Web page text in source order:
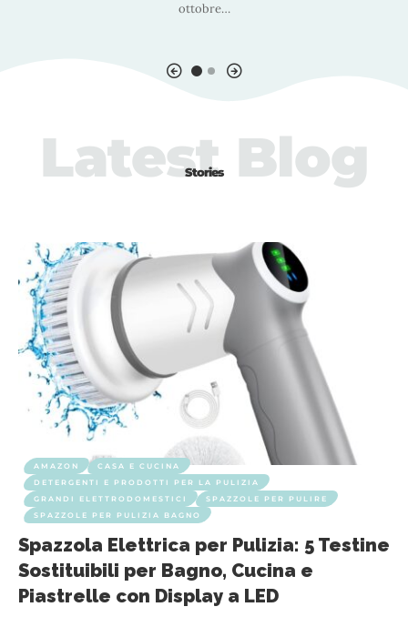
ottobre…
Stories
Latest Blog
AMAZON
CASA E CUCINA
DETERGENTI E PRODOTTI PER LA PULIZIA
GRANDI ELETTRODOMESTICI
SPAZZOLE PER PULIRE
SPAZZOLE PER PULIZIA BAGNO
Spazzola Elettrica per Pulizia: 5 Testine
Sostituibili per Bagno, Cucina e
Piastrelle con Display a LED